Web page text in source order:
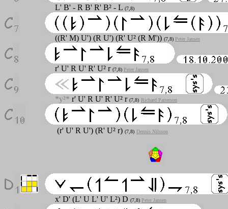
L' B' - R B' R' B² - L (7,8)
((R' M) U') (R U') (R' U² (R M')) (7,8) Peter Jansen
r' U' R U' R' U² r (7,8) Peter Jansen
*y²* r' U' R U' R' U² r (7,8) Richard Patterson
(r' U' R U') (R' U² r) (7,8) Dennis Nilsson
x' D' (L' U L' U' L²) D (7,8) Peter Jansen